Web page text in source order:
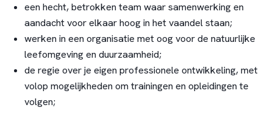
een hecht, betrokken team waar samenwerking en
aandacht voor elkaar hoog in het vaandel staan;
werken in een organisatie met oog voor de natuurlijke
leefomgeving en duurzaamheid;
de regie over je eigen professionele ontwikkeling, met
volop mogelijkheden om trainingen en opleidingen te
volgen;